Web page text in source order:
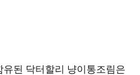
된 닥터할리 냥이통조림은